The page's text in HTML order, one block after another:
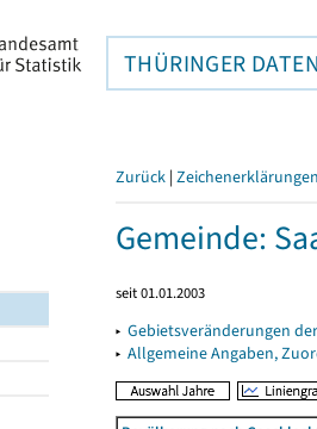
THÜRINGER DATEN
Zurück |
Gemeinde:
seit 01.01.2003
▸ Gebietsveränderungen
▸ Allgemeine Angaben,